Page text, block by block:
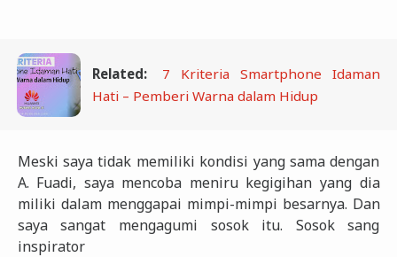
Related:
7 Kriteria Smartphone Idaman
Hati – Pemberi Warna dalam Hidup
Meski saya tidak memiliki kondisi yang sama dengan
A. Fuadi, saya mencoba meniru kegigihan yang dia
miliki dalam menggapai mimpi-mimpi besarnya. Dan
saya sangat mengagumi sosok itu. Sosok sang
inspirator